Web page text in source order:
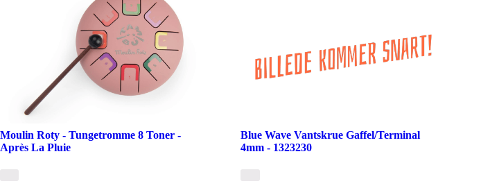
Moulin Roty - Tungetromme 8 Toner -
Après La Pluie
Blue Wave Vantskrue Gaffel/Terminal
4mm - 1323230